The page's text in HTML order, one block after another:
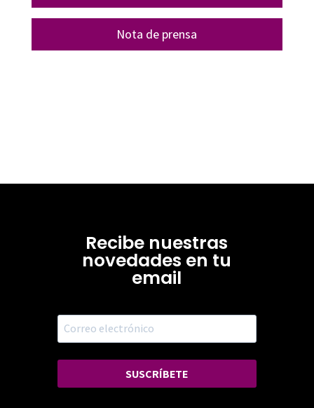
Nota de prensa
Recibe nuestras
novedades en tu
email
SUSCRÍBETE